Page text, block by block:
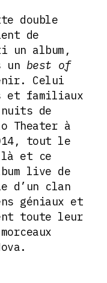
double
de
album,
un best of
Celui
et familiaux
de
Theater à
tout le
là et ce
live de
d’un clan
géniaux et
toute leur